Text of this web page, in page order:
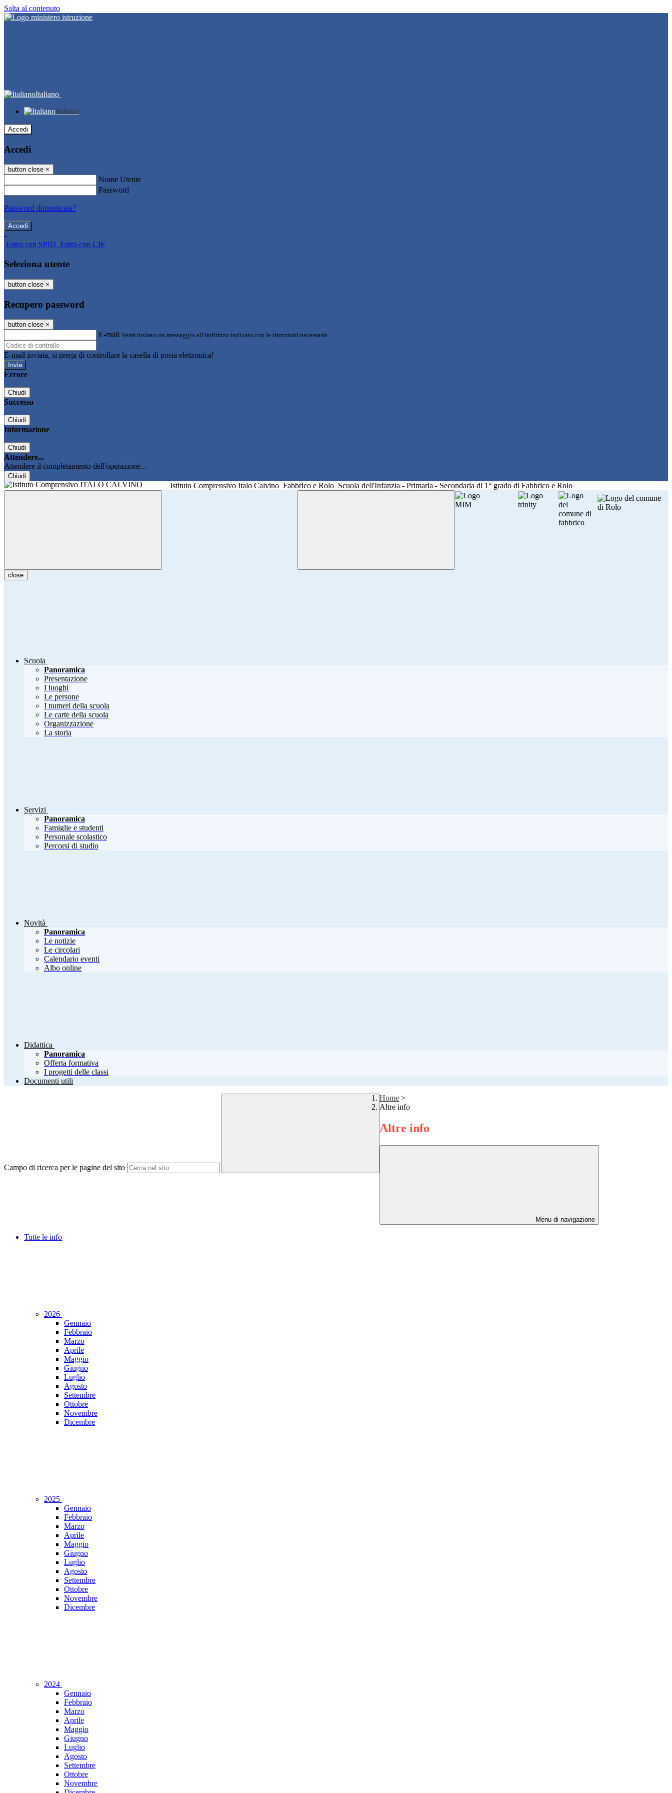
Salta al contenuto
Italiano
Italiano
Accedi
Accedi
button close ×
Nome Utente
Password
Password dimenticata?
-
Entra con SPID Entra con CIE
Seleziona utente
button close ×
Recupero password
button close ×
E-mail Verrà inviato un messaggio all'indirizzo indicato con le istruzioni necessarie.
E-mail inviata, si prega di controllare la casella di posta elettronica!
Errore
Chiudi
Successo
Chiudi
Informazione
Chiudi
Attendere...
Attendere il completamento dell'operazione...
Chiudi
Istituto Comprensivo Italo Calvino Fabbrico e Rolo Scuola dell'Infanzia - Primaria - Secondaria di 1° grado di Fabbrico e Rolo
close
Scuola
Panoramica
Presentazione
I luoghi
Le persone
I numeri della scuola
Le carte della scuola
Organizzazione
La storia
Servizi
Panoramica
Famiglie e studenti
Personale scolastico
Percorsi di studio
Novità
Panoramica
Le notizie
Le circolari
Calendario eventi
Albo online
Didattica
Panoramica
Offerta formativa
I progetti delle classi
Documenti utili
Campo di ricerca per le pagine del sito
Home >
Altre info
Altre info
Menu di navigazione
Tutte le info
2026
Gennaio
Febbraio
Marzo
Aprile
Maggio
Giugno
Luglio
Agosto
Settembre
Ottobre
Novembre
Dicembre
2025
Gennaio
Febbraio
Marzo
Aprile
Maggio
Giugno
Luglio
Agosto
Settembre
Ottobre
Novembre
Dicembre
2024
Gennaio
Febbraio
Marzo
Aprile
Maggio
Giugno
Luglio
Agosto
Settembre
Ottobre
Novembre